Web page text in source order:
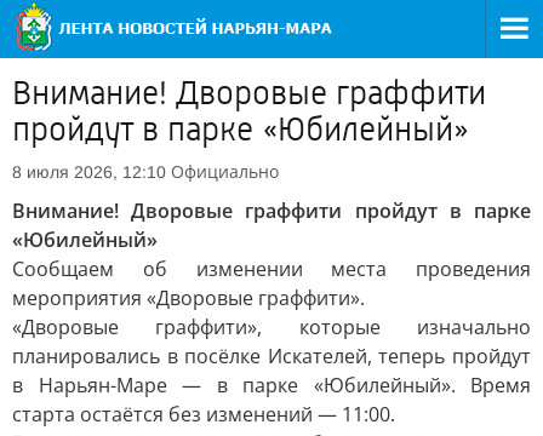
Внимание! Дворовые граффити
пройдут в парке «Юбилейный»
8 июля 2026, 12:10 Официально
Внимание! Дворовые граффити пройдут в парке
«Юбилейный»
Сообщаем об изменении места проведения
мероприятия «Дворовые граффити».
«Дворовые граффити», которые изначально
планировались в посёлке Искателей, теперь пройдут
в Нарьян-Маре — в парке «Юбилейный». Время
старта остаётся без изменений — 11:00.